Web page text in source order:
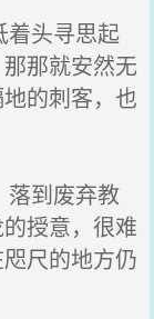
头寻思起
那就安然无
的刺客，也
到废弃教
授意，很难
尺的地方仍